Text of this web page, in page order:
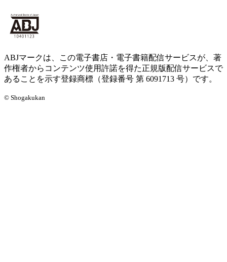
ABJマークは、この電子書店・電子書籍配信サービスが、著
作権者からコンテンツ使用許諾を得た正規版配信サービスで
あることを示す登録商標（登録番号 第 6091713 号）です。
© Shogakukan